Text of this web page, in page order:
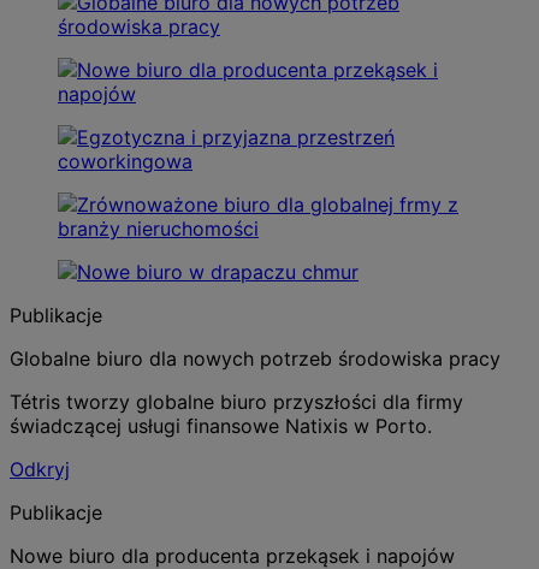
Publikacje
Globalne biuro dla nowych potrzeb środowiska pracy
Tétris tworzy globalne biuro przyszłości dla firmy
świadczącej usługi finansowe Natixis w Porto.
Odkryj
Publikacje
Nowe biuro dla producenta przekąsek i napojów